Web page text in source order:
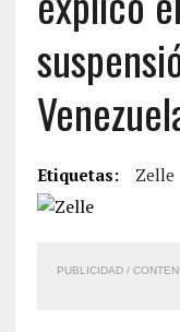
Etiquetas: Zelle
PUBLICIDAD /